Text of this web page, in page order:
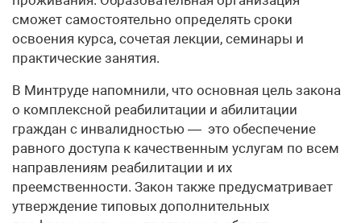
сможет самостоятельно определять сроки
освоения курса, сочетая лекции, семинары и
практические занятия.
В Минтруде напомнили, что основная цель закона
о комплексной реабилитации и абилитации
граждан с инвалидностью — это обеспечение
равного доступа к качественным услугам по всем
направлениям реабилитации и их
преемственности. Закон также предусматривает
утверждение типовых дополнительных